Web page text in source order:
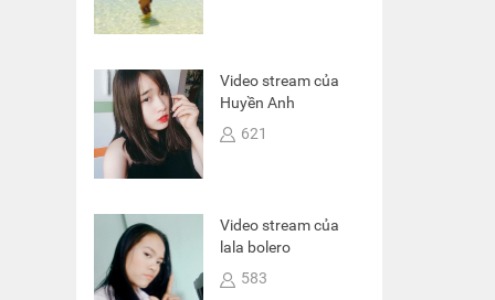
0
0
Video stream của
Huyền Anh
621
Video stream của
lala bolero
583